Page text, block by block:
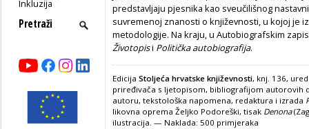
Inkluzija
predstavljaju pje­snika kao sveučilišnog
suvremenoj znanosti o književnosti, u kojoj je
metodologije. Na kraju, u Autobiografskim
Životopisi Politička autobiografija.
Edicija Stoljeća hrvatske književnosti, knj. 136,
priređivača s ljetopisom, bibliografijom autorovih
autoru, tekstološka napomena, redaktura i izrada
likovna oprema Željko Podoreški, tisak Denona
ilustracija. — Naklada: 500 primjeraka